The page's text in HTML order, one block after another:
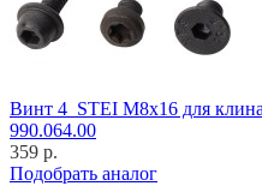
Винт 4_STEI M8x16 для
990.064.00
359 р.
Подобрать аналог